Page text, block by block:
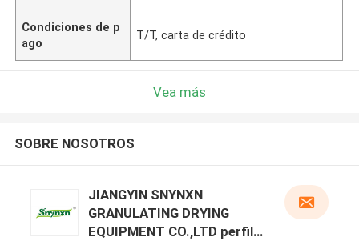
Condiciones de p
ago
T/T, carta de crédito
Vea más
SOBRE NOSOTROS
JIANGYIN SNYNXN
GRANULATING DRYING
EQUIPMENT CO.,LTD perfil